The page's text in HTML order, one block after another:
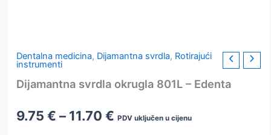
Dentalna medicina, Dijamantna svrdla, Rotirajući
instrumenti
Dijamantna svrdla okrugla 801L – Edenta
9.75€ – 11.70€ Raspon
PDV uključen u cijenu